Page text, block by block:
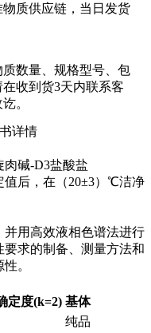
质供应链，当日发货
数量、规格型号、包
收到货3天内联系客
。
详情
碱-D3盐酸盐
值后，在（20±3）℃洁净
用高效液相色谱法进行
求的制备、测量方法和
。
定度(k=2) 基体
纯品